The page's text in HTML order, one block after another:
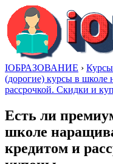
IОБРАЗОВАНИЕ ›
(дорогие) курсы в школе
рассрочкой. Скидки и
Есть ли
школе
кредитом и